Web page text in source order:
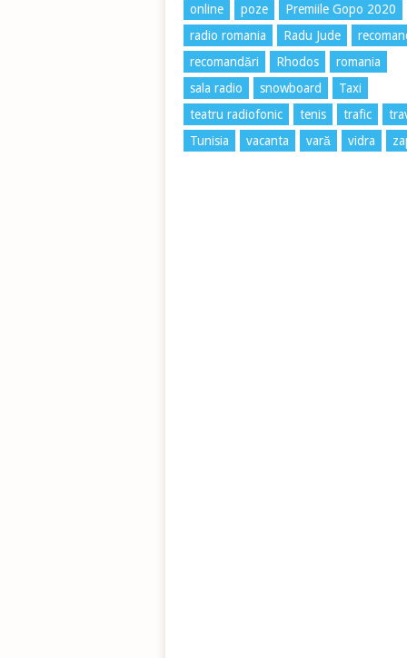
online
poze
Premiile Gopo 2020
radio romania
Radu Jude
recomandări
Rhodos
romania
sala radio
snowboard
Taxi
teatru radiofonic
tenis trafic
Tunisia
vacanta vară vidra